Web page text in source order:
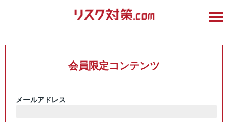
会員限定コンテンツ
メールアドレス